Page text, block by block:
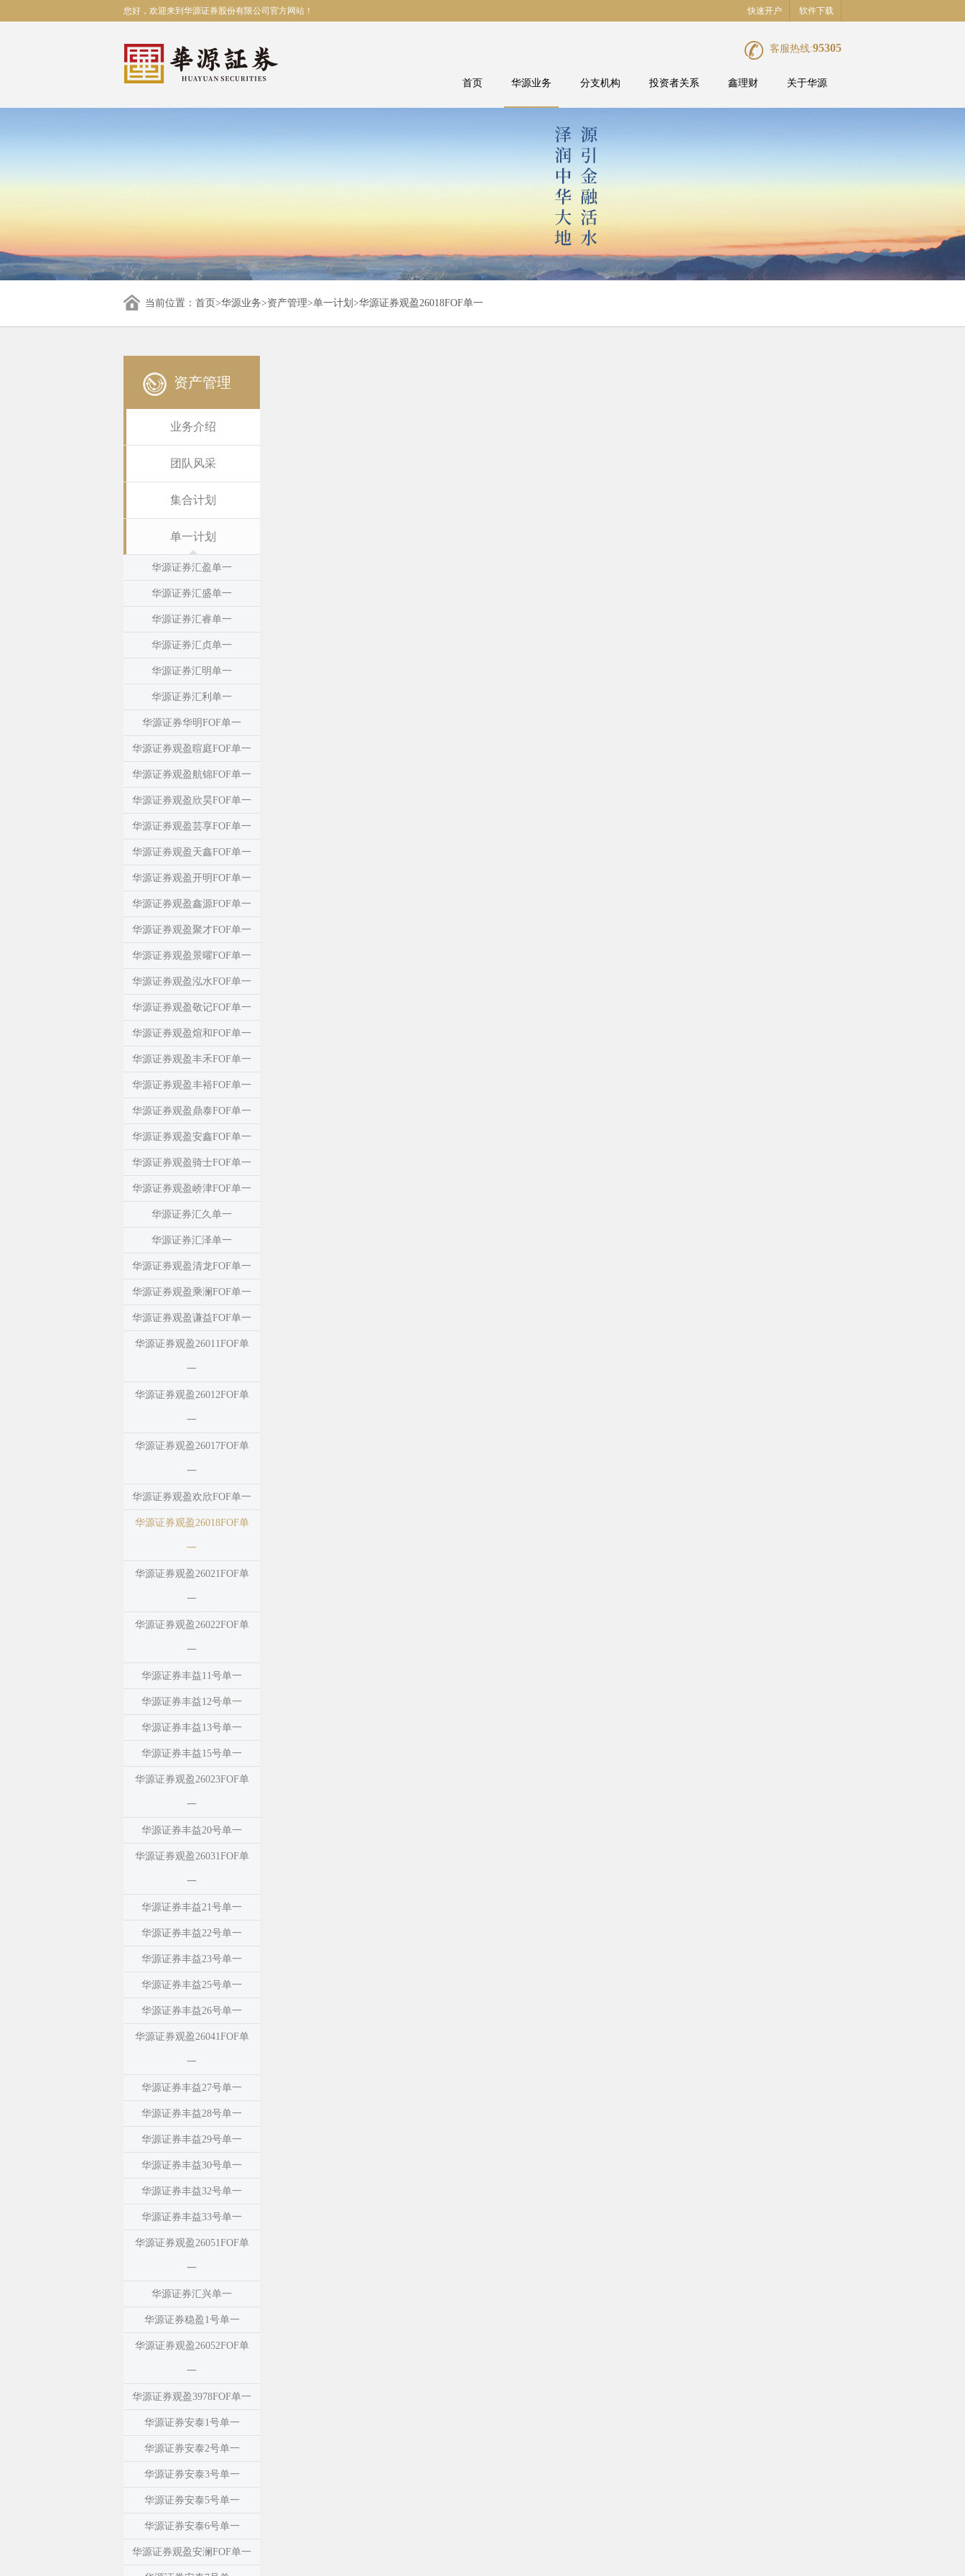
您好，欢迎来到华源证券股份有限公司官方网站！ 快速开户 软件下载
客服热线:95305
首页 华源业务 分支机构 投资者关系 鑫理财 关于华源
当前位置： 首页>华源业务>资产管理>单一计划 >华源证券观盈26018FOF单一
资产管理
业务介绍
团队风采
集合计划
单一计划
华源证券汇盈单一
华源证券汇盛单一
华源证券汇睿单一
华源证券汇贞单一
华源证券汇明单一
华源证券汇利单一
华源证券华明FOF单一
华源证券观盈暄庭FOF单一
华源证券观盈航锦FOF单一
华源证券观盈欣昊FOF单一
华源证券观盈芸享FOF单一
华源证券观盈天鑫FOF单一
华源证券观盈开明FOF单一
华源证券观盈鑫源FOF单一
华源证券观盈聚才FOF单一
华源证券观盈景曜FOF单一
华源证券观盈泓水FOF单一
华源证券观盈敬记FOF单一
华源证券观盈煊和FOF单一
华源证券观盈丰禾FOF单一
华源证券观盈丰裕FOF单一
华源证券观盈鼎泰FOF单一
华源证券观盈安鑫FOF单一
华源证券观盈骑士FOF单一
华源证券观盈峤津FOF单一
华源证券汇久单一
华源证券汇泽单一
华源证券观盈清龙FOF单一
华源证券观盈乘澜FOF单一
华源证券观盈谦益FOF单一
华源证券观盈26011FOF单
一
华源证券观盈26012FOF单
一
华源证券观盈26017FOF单
一
华源证券观盈欢欣FOF单一
华源证券观盈26018FOF单
一
华源证券观盈26021FOF单
一
华源证券观盈26022FOF单
一
华源证券丰益11号单一
华源证券丰益12号单一
华源证券丰益13号单一
华源证券丰益15号单一
华源证券观盈26023FOF单
一
华源证券丰益20号单一
华源证券观盈26031FOF单
一
华源证券丰益21号单一
华源证券丰益22号单一
华源证券丰益23号单一
华源证券丰益25号单一
华源证券丰益26号单一
华源证券观盈26041FOF单
一
华源证券丰益27号单一
华源证券丰益28号单一
华源证券丰益29号单一
华源证券丰益30号单一
华源证券丰益32号单一
华源证券丰益33号单一
华源证券观盈26051FOF单
一
华源证券汇兴单一
华源证券稳盈1号单一
华源证券观盈26052FOF单
一
华源证券观盈3978FOF单一
华源证券安泰1号单一
华源证券安泰2号单一
华源证券安泰3号单一
华源证券安泰5号单一
华源证券安泰6号单一
华源证券观盈安澜FOF单一